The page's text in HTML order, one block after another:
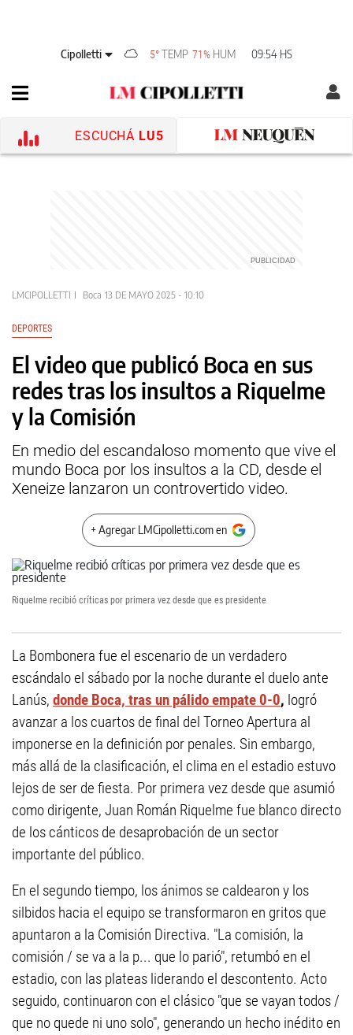
Cipolletti 5° TEMP 71% HUM 09:54 HS
ESCUCHÁ LU5
LMCIPOLLETTI Boca 13 DE MAYO 2025 - 10:10
DEPORTES
El video que publicó Boca en sus
redes tras los insultos a Riquelme
y la Comisión
En medio del escandaloso momento que vive el
mundo Boca por los insultos a la CD, desde el
Xeneize lanzaron un controvertido video.
+ Agregar LMCipolletti.com en
Riquelme recibió críticas por primera vez desde que es presidente
La Bombonera fue el escenario de un verdadero
escándalo el sábado por la noche durante el duelo ante
Lanús, donde Boca, tras un pálido empate 0-0, logró
avanzar a los cuartos de final del Torneo Apertura al
imponerse en la definición por penales. Sin embargo,
más allá de la clasificación, el clima en el estadio estuvo
lejos de ser de fiesta. Por primera vez desde que asumió
como dirigente, Juan Román Riquelme fue blanco directo
de los cánticos de desaprobación de un sector
importante del público.
En el segundo tiempo, los ánimos se caldearon y los
silbidos hacia el equipo se transformaron en gritos que
apuntaron a la Comisión Directiva. "La comisión, la
comisión / se va a la p... que lo parió", retumbó en el
estadio, con las plateas liderando el descontento. Acto
seguido, continuaron con el clásico "que se vayan todos /
que no quede ni uno solo", generando un hecho inédito en